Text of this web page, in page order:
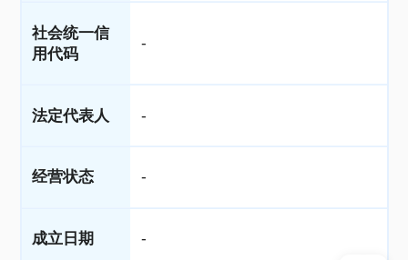
社会统一信
用代码
-
法定代表人 -
经营状态 -
成立日期 -